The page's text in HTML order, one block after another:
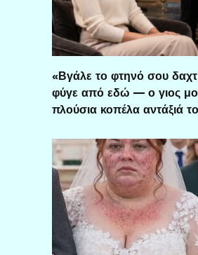
«Βγάλε το φτηνό σου
φύγε από εδώ — ο γιος
πλούσια κοπέλα αντάξιά